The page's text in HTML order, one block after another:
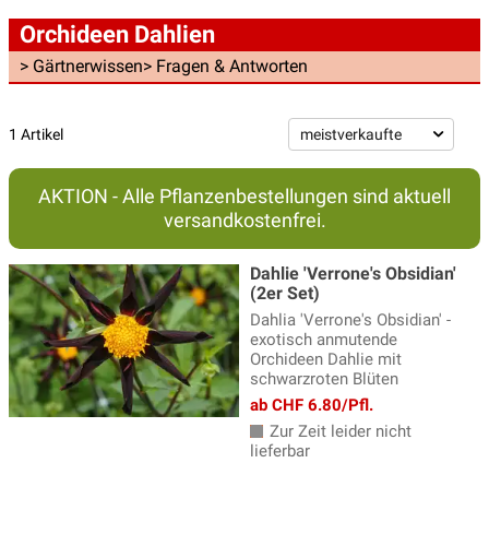
Orchideen Dahlien
> Gärtnerwissen> Fragen & Antworten
1 Artikel
AKTION - Alle Pflanzenbestellungen sind aktuell
versandkostenfrei.
Dahlie 'Verrone's Obsidian'
(2er Set)
Dahlia 'Verrone's Obsidian' -
exotisch anmutende
Orchideen Dahlie mit
schwarzroten Blüten
ab CHF 6.80/Pfl.
Zur Zeit leider nicht
lieferbar